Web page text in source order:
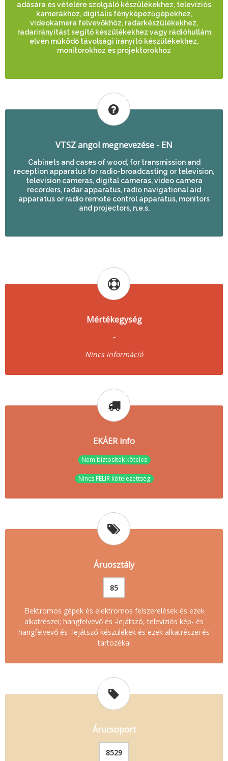
adására és vételére szolgáló készülékekhez, televíziós
kamerákhoz, digitális fényképezőgépekhez,
videokamera felvevőkhöz, radarkészülékekhez,
radarirányítást segítő készülékekhez vagy rádióhullám
elvén működő távolsági irányító készülékekhez,
monitorokhoz és projektorokhoz
VTSZ angol megnevezése - EN
Cabinets and cases of wood, for transmission and
reception apparatus for radio-broadcasting or television,
television cameras, digital cameras, video camera
recorders, radar apparatus, radio navigational aid
apparatus or radio remote control apparatus, monitors
and projectors, n.e.s.
Mértékegység
-
Nincs információ
EKÁER info
Nem biztosíték köteles
Nincs FELIR kötelezettség
Áruosztály
85
Elektromos gépek és elektromos felszerelések és ezek
alkatrészei; hangfelvevő és -lejátszó, televíziós kép- és
hangfelvevő és -lejátszó készülékek és ezek alkatrészei és
tartozékai
Árucsoport
8529